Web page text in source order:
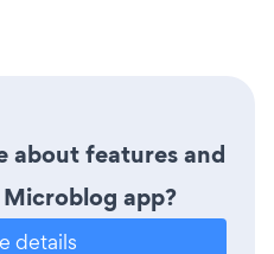
about features and
app?
details